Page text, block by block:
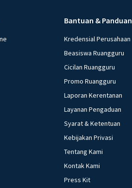
Bantuan & Panduan
Kredensial Perusahaan
Beasiswa Ruangguru
Cicilan Ruangguru
Promo Ruangguru
Laporan Kerentanan
Layanan Pengaduan
Syarat & Ketentuan
Kebijakan Privasi
Tentang Kami
Kontak Kami
Press Kit